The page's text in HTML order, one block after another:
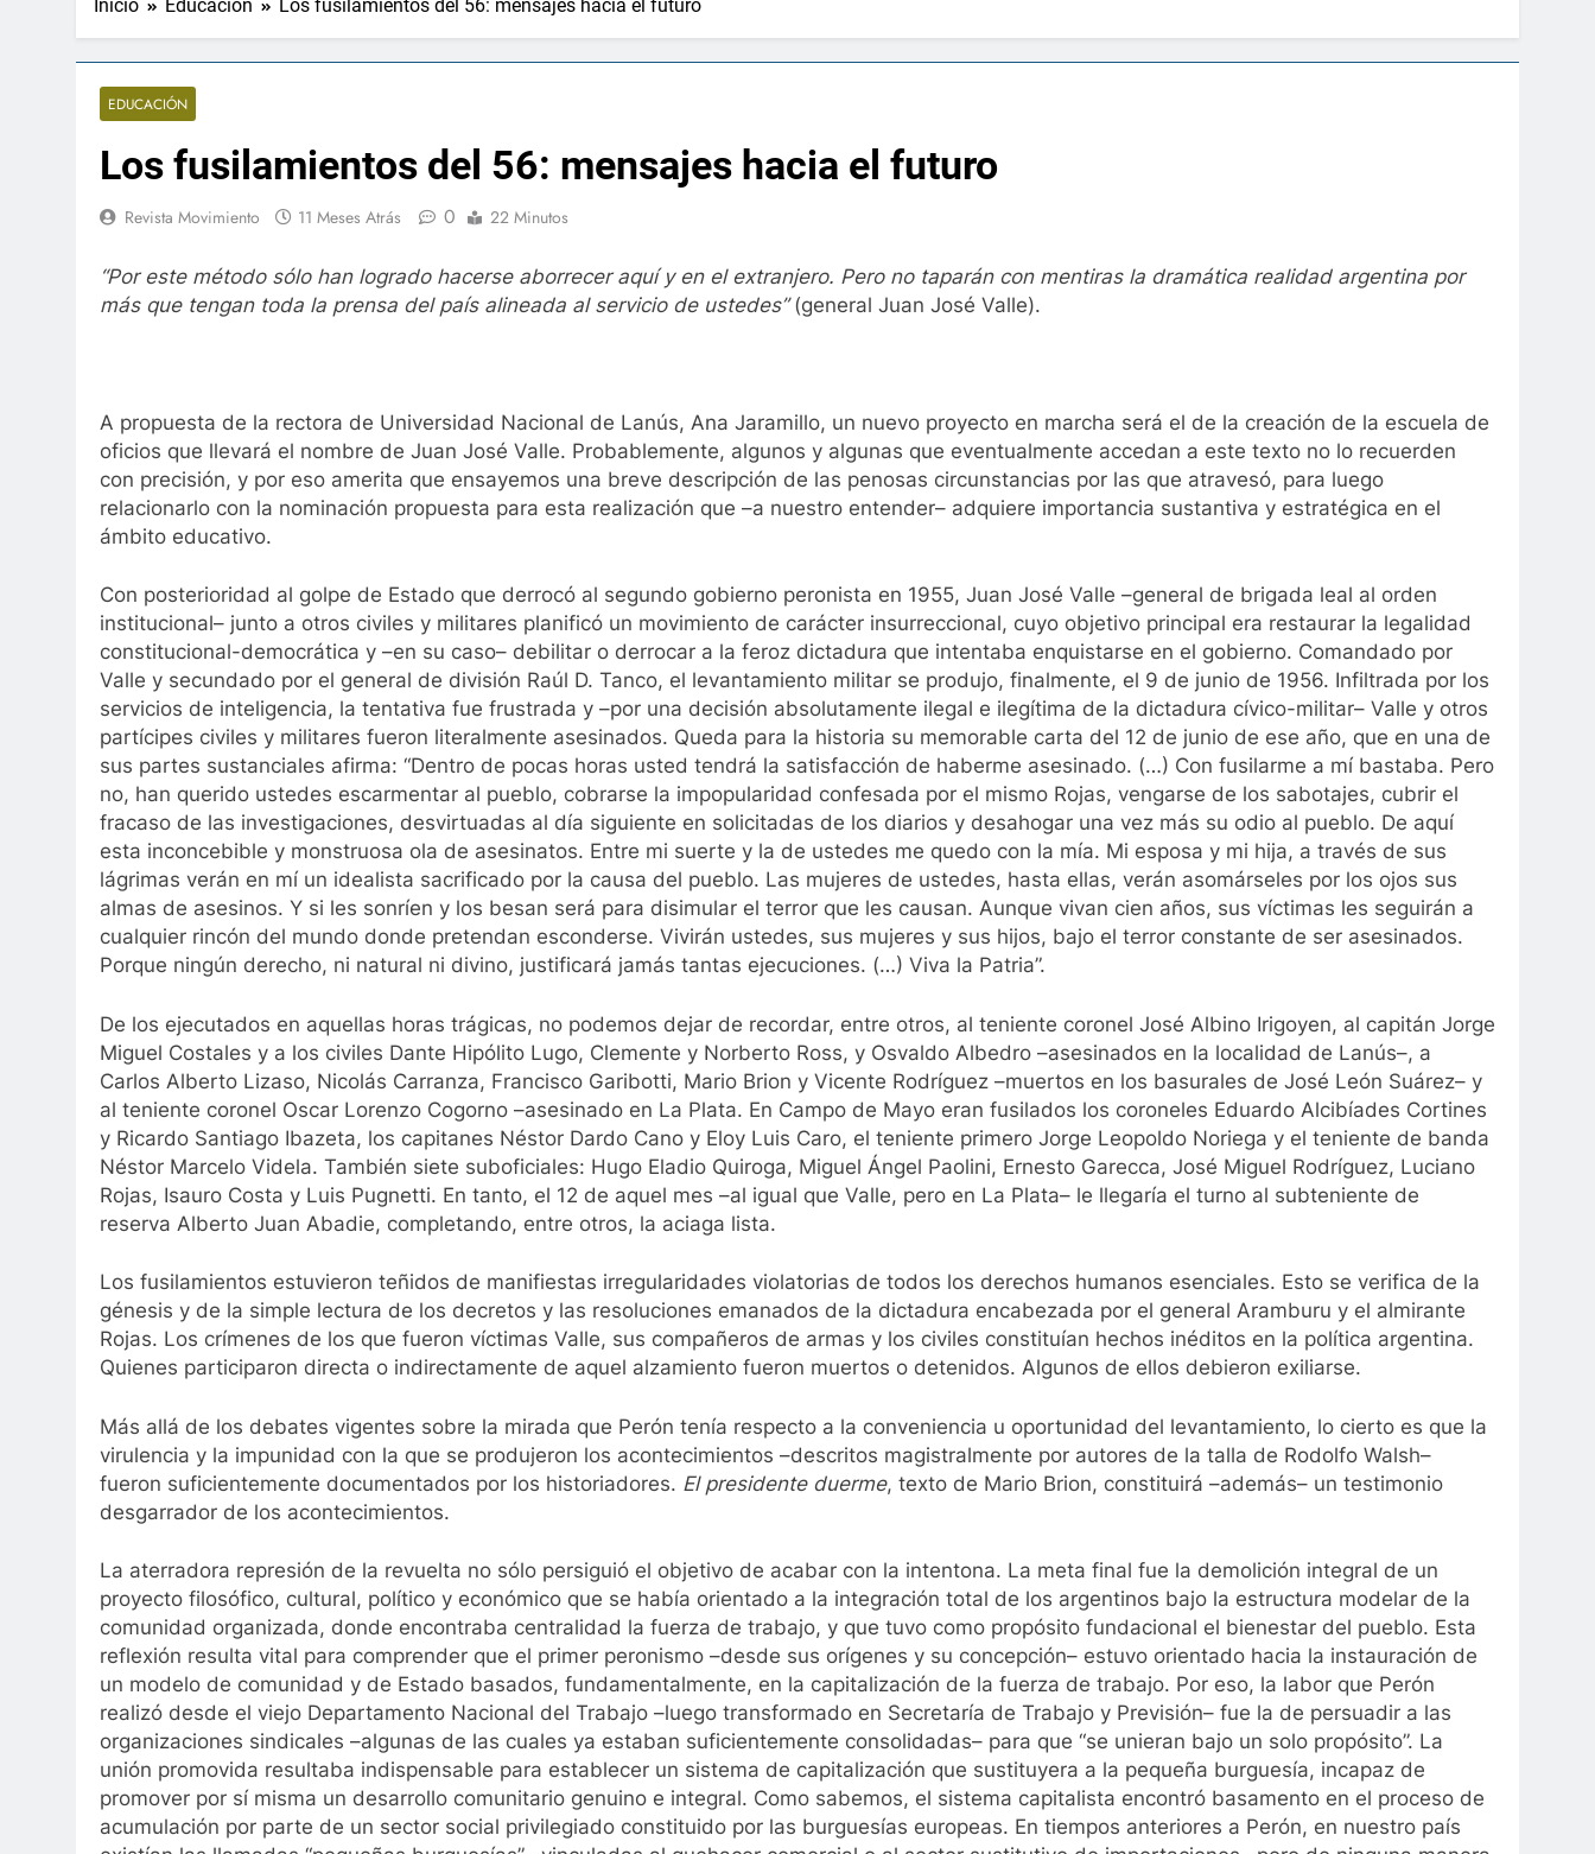
Inicio Educación Los fusilamientos del 56: mensajes hacia el futuro
EDUCACIÓN
Los fusilamientos del 56: mensajes hacia el futuro
Revista Movimiento 11 Meses Atrás 0 22 Minutos
“Por este método sólo han logrado hacerse aborrecer aquí y en el extranjero. Pero no taparán con mentiras la dramática realidad argentina por
más que tengan toda la prensa del país alineada al servicio de ustedes”(general Juan José Valle).
A propuesta de la rectora de Universidad Nacional de Lanús, Ana Jaramillo, un nuevo proyecto en marcha será el de la creación de la escuela de
oficios que llevará el nombre de Juan José Valle. Probablemente, algunos y algunas que eventualmente accedan a este texto no lo recuerden
con precisión, y por eso amerita que ensayemos una breve descripción de las penosas circunstancias por las que atravesó, para luego
relacionarlo con la nominación propuesta para esta realización que –a nuestro entender– adquiere importancia sustantiva y estratégica en el
ámbito educativo.
Con posterioridad al golpe de Estado que derrocó al segundo gobierno peronista en 1955, Juan José Valle –general de brigada leal al orden
institucional– junto a otros civiles y militares planificó un movimiento de carácter insurreccional, cuyo objetivo principal era restaurar la legalidad
constitucional-democrática y –en su caso– debilitar o derrocar a la feroz dictadura que intentaba enquistarse en el gobierno. Comandado por
Valle y secundado por el general de división Raúl D. Tanco, el levantamiento militar se produjo, finalmente, el 9 de junio de 1956. Infiltrada por los
servicios de inteligencia, la tentativa fue frustrada y –por una decisión absolutamente ilegal e ilegítima de la dictadura cívico-militar– Valle y otros
partícipes civiles y militares fueron literalmente asesinados. Queda para la historia su memorable carta del 12 de junio de ese año, que en una de
sus partes sustanciales afirma: “Dentro de pocas horas usted tendrá la satisfacción de haberme asesinado. (…) Con fusilarme a mí bastaba. Pero
no, han querido ustedes escarmentar al pueblo, cobrarse la impopularidad confesada por el mismo Rojas, vengarse de los sabotajes, cubrir el
fracaso de las investigaciones, desvirtuadas al día siguiente en solicitadas de los diarios y desahogar una vez más su odio al pueblo. De aquí
esta inconcebible y monstruosa ola de asesinatos. Entre mi suerte y la de ustedes me quedo con la mía. Mi esposa y mi hija, a través de sus
lágrimas verán en mí un idealista sacrificado por la causa del pueblo. Las mujeres de ustedes, hasta ellas, verán asomárseles por los ojos sus
almas de asesinos. Y si les sonríen y los besan será para disimular el terror que les causan. Aunque vivan cien años, sus víctimas les seguirán a
cualquier rincón del mundo donde pretendan esconderse. Vivirán ustedes, sus mujeres y sus hijos, bajo el terror constante de ser asesinados.
Porque ningún derecho, ni natural ni divino, justificará jamás tantas ejecuciones. (…) Viva la Patria”.
De los ejecutados en aquellas horas trágicas, no podemos dejar de recordar, entre otros, al teniente coronel José Albino Irigoyen, al capitán Jorge
Miguel Costales y a los civiles Dante Hipólito Lugo, Clemente y Norberto Ross, y Osvaldo Albedro –asesinados en la localidad de Lanús–, a
Carlos Alberto Lizaso, Nicolás Carranza, Francisco Garibotti, Mario Brion y Vicente Rodríguez –muertos en los basurales de José León Suárez– y
al teniente coronel Oscar Lorenzo Cogorno –asesinado en La Plata. En Campo de Mayo eran fusilados los coroneles Eduardo Alcibíades Cortines
y Ricardo Santiago Ibazeta, los capitanes Néstor Dardo Cano y Eloy Luis Caro, el teniente primero Jorge Leopoldo Noriega y el teniente de banda
Néstor Marcelo Videla. También siete suboficiales: Hugo Eladio Quiroga, Miguel Ángel Paolini, Ernesto Garecca, José Miguel Rodríguez, Luciano
Rojas, Isauro Costa y Luis Pugnetti. En tanto, el 12 de aquel mes –al igual que Valle, pero en La Plata– le llegaría el turno al subteniente de
reserva Alberto Juan Abadie, completando, entre otros, la aciaga lista.
Los fusilamientos estuvieron teñidos de manifiestas irregularidades violatorias de todos los derechos humanos esenciales. Esto se verifica de la
génesis y de la simple lectura de los decretos y las resoluciones emanados de la dictadura encabezada por el general Aramburu y el almirante
Rojas. Los crímenes de los que fueron víctimas Valle, sus compañeros de armas y los civiles constituían hechos inéditos en la política argentina.
Quienes participaron directa o indirectamente de aquel alzamiento fueron muertos o detenidos. Algunos de ellos debieron exiliarse.
Más allá de los debates vigentes sobre la mirada que Perón tenía respecto a la conveniencia u oportunidad del levantamiento, lo cierto es que la
virulencia y la impunidad con la que se produjeron los acontecimientos –descritos magistralmente por autores de la talla de Rodolfo Walsh–
fueron suficientemente documentados por los historiadores. El presidente duerme, texto de Mario Brion, constituirá –además– un testimonio
desgarrador de los acontecimientos.
La aterradora represión de la revuelta no sólo persiguió el objetivo de acabar con la intentona. La meta final fue la demolición integral de un
proyecto filosófico, cultural, político y económico que se había orientado a la integración total de los argentinos bajo la estructura modelar de la
comunidad organizada, donde encontraba centralidad la fuerza de trabajo, y que tuvo como propósito fundacional el bienestar del pueblo. Esta
reflexión resulta vital para comprender que el primer peronismo –desde sus orígenes y su concepción– estuvo orientado hacia la instauración de
un modelo de comunidad y de Estado basados, fundamentalmente, en la capitalización de la fuerza de trabajo. Por eso, la labor que Perón
realizó desde el viejo Departamento Nacional del Trabajo –luego transformado en Secretaría de Trabajo y Previsión– fue la de persuadir a las
organizaciones sindicales –algunas de las cuales ya estaban suficientemente consolidadas– para que “se unieran bajo un solo propósito”. La
unión promovida resultaba indispensable para establecer un sistema de capitalización que sustituyera a la pequeña burguesía, incapaz de
promover por sí misma un desarrollo comunitario genuino e integral. Como sabemos, el sistema capitalista encontró basamento en el proceso de
acumulación por parte de un sector social privilegiado constituido por las burguesías europeas. En tiempos anteriores a Perón, en nuestro país